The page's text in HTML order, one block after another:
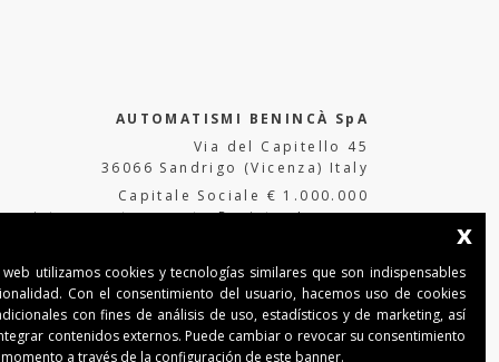
AUTOMATISMI BENINCÀ SpA
Via del Capitello 45
36066 Sandrigo (Vicenza) Italy
Capitale Sociale € 1.000.000
interamente versato Registro Imprese
x
utilizamos cookies y tecnologías similares que son indispensables
Con el consentimiento del usuario, hacemos uso de cookies
con fines de análisis de uso, estadísticos y de marketing, así
contenidos externos. Puede cambiar o revocar su consentimiento
a través de la configuración de este banner.